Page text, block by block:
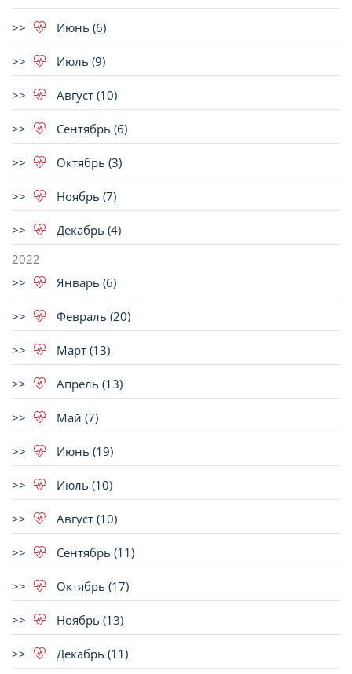
Июнь (6)
Июль (9)
Август (10)
Сентябрь (6)
Октябрь (3)
Ноябрь (7)
Декабрь (4)
2022
Январь (6)
Февраль (20)
Март (13)
Апрель (13)
Май (7)
Июнь (19)
Июль (10)
Август (10)
Сентябрь (11)
Октябрь (17)
Ноябрь (13)
Декабрь (11)